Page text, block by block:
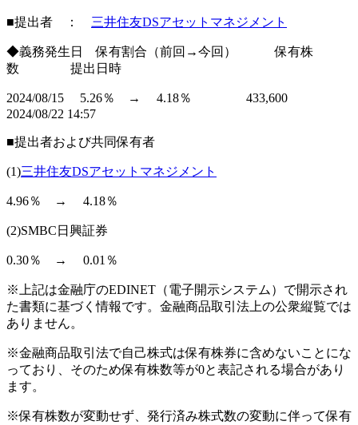
■提出者 ： 三井住友DSアセットマネジメント
◆義務発生日 保有割合（前回→今回） 保有株
数 提出日時
2024/08/15 5.26％ → 4.18％ 433,600
2024/08/22 14:57
■提出者および共同保有者
(1)三井住友DSアセットマネジメント
4.96％ → 4.18％
(2)SMBC日興証券
0.30％ → 0.01％
※上記は金融庁のEDINET（電子開示システム）で開示され
た書類に基づく情報です。金融商品取引法上の公衆縦覧では
ありません。
※金融商品取引法で自己株式は保有株券に含めないことにな
っており、そのため保有株数等が0と表記される場合があり
ます。
※保有株数が変動せず、発行済み株式数の変動に伴って保有